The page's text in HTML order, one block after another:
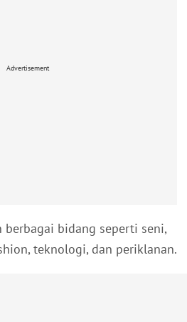
Advertisement
bidang seperti seni,
teknologi, dan periklanan.